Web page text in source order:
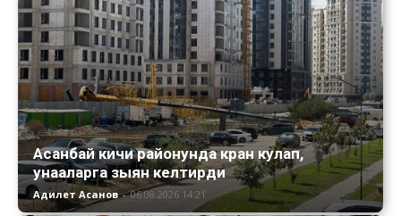
Асанбай кичи районунда кран кулап,
унааларга зыян келтирди
Адилет Асанов - 06.08.2026 14:21